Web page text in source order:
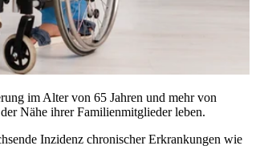
im Alter von 65 Jahren und mehr von
Nähe ihrer Familienmitglieder leben.
Inzidenz chronischer Erkrankungen wie